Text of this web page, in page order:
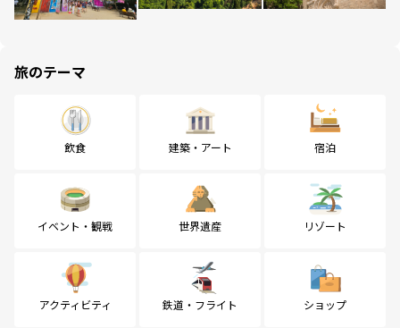
旅のテーマ
飲食 建築・アート 宿泊
イベント・観戦 世界遺産 リゾート
アクティビティ 鉄道・フライト ショップ